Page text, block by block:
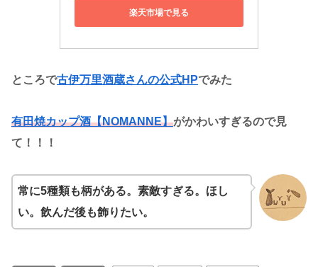
楽天市場で見る
ところで古伊万里酒蔵さんの公式HPでみた
有田焼カップ酒【NOMANNE】がかわいすぎるので見
て！！！
常に5種類も柄がある。素敵すぎる。ほし
い。飲んだ後も飾りたい。